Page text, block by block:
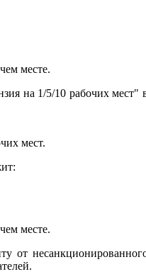
месте.
на 1/5/10 рабочих мест"
мест.
месте.
от